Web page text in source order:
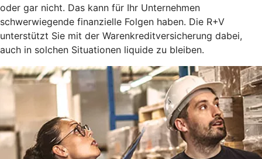
oder gar nicht. Das kann für Ihr Unternehmen
schwerwiegende finanzielle Folgen haben. Die R+V
unterstützt Sie mit der Warenkreditversicherung dabei,
auch in solchen Situationen liquide zu bleiben.